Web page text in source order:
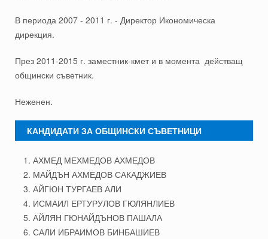
В периода 2007 - 2011 г. - Директор Икономическа
дирекция.
През 2011-2015 г. заместник-кмет и в момента действащ
общински съветник.
Неженен.
КАНДИДАТИ ЗА ОБЩИНСКИ СЪВЕТНИЦИ
АХМЕД МЕХМЕДОВ АХМЕДОВ
МАЙДЪН АХМЕДОВ САКАДЖИЕВ
АЙГЮН ТУРГАЕВ АЛИ
ИСМАИЛ ЕРТУРУЛОВ ГЮЛЯНЛИЕВ
АЙЛЯН ГЮНАЙДЪНОВ ПАШАЛА
САЛИ ИБРАИМОВ БИНБАШИЕВ